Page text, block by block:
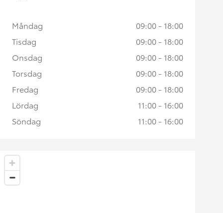
Måndag
09:00 - 18:00
Tisdag
09:00 - 18:00
Onsdag
09:00 - 18:00
Torsdag
09:00 - 18:00
Fredag
09:00 - 18:00
Lördag
11:00 - 16:00
Söndag
11:00 - 16:00